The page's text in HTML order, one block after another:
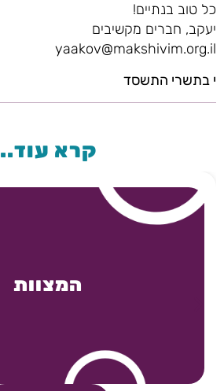
כל טוב בנתיים!
יעקב, חברים מקשיבים
yaakov@makshivim.org.il
י בתשרי התשסד
קרא עוד..
המצוות